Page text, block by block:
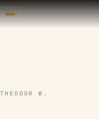
THEODOR W.